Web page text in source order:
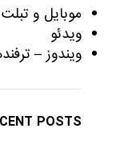
موبایل و تبلت
ویدئو
ویندوز –
POSTS